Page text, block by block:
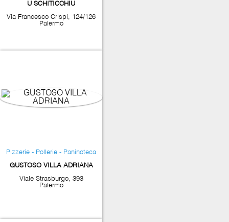
U SCHITICCHIU
Via Francesco Crispi, 124/126
Palermo
Pizzerie - Pollerie - Paninoteca
GUSTOSO VILLA ADRIANA
Viale Strasburgo, 393
Palermo